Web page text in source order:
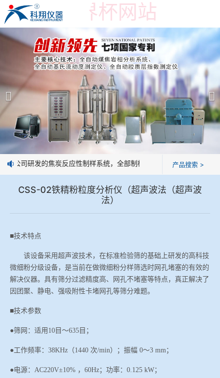
在线买世界杯网站
在线买世界杯网站
产品展示 ＞
焦炭高温性能检测系统
焦化行业检测及优化配煤设备
球团矿/烧结矿/块矿高温冶金性能检测系统
烧结/球团优化配矿研究设备
冶金石灰活性度测定仪
矿石、焦炭物理检测及制样设备
工业分析、测硫仪等
公司简介
在线买世界杯网站
企业业绩
技术交流
视频观赏
标准下载
企业荣誉
在线买世界杯网站
我公司研发的焦炭反应性制样系统，全部制样过程机械化操作，没有
产品搜索 >
CSS-02铁精粉粒度分析仪（超声波法（超声波
法）
■技术特点
该设备采用超声波技术，在标准检验筛的基础上研发的高科技
微细粉分级设备，是当前在做微细粉分样筛选时网孔堵塞的有效的
解决仪器。具有筛分过滤精度高、网孔不堵塞等特点，真正解决了
因团聚、静电、强吸附性卡堵网孔等筛分难题。
■技术参数
●筛网：适用10目 ～635目；
●工作频率：38KHz（1440 次/min）；振幅 0～3 mm；
●电源：AC220V±10% ，60Hz；功率：0.125 kW；